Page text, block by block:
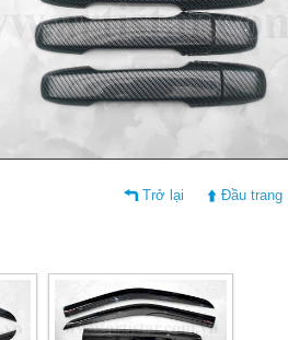
Trở lại Đầu trang